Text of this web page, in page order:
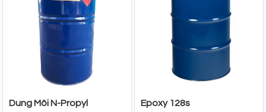
Dung Môi N-Propyl
Epoxy 128s